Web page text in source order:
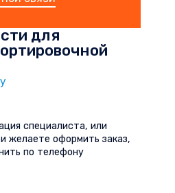
для
специалиста, или
желаете оформить заказ,
по телефону